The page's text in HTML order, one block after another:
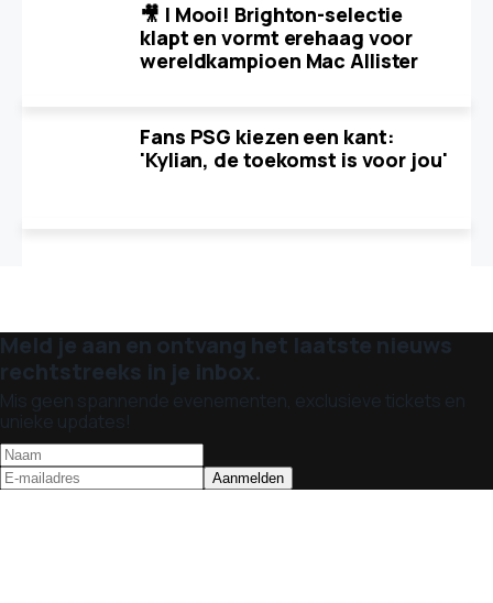
🎥 | Mooi! Brighton-selectie
klapt en vormt erehaag voor
wereldkampioen Mac Allister
Fans PSG kiezen een kant:
'Kylian, de toekomst is voor jou'
Meld je aan en ontvang het laatste nieuws
rechtstreeks in je inbox.
Mis geen spannende evenementen, exclusieve tickets en
unieke updates!